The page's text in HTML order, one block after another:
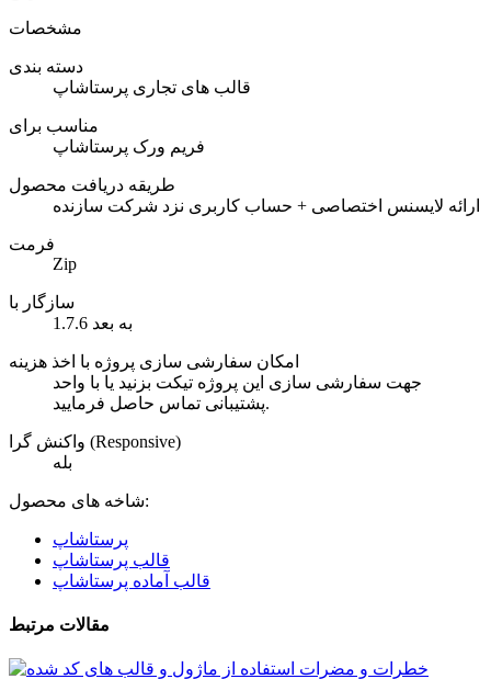
مشخصات
دسته بندی
قالب های تجاری پرستاشاپ
مناسب برای
فریم ورک پرستاشاپ
طریقه دریافت محصول
ارائه لایسنس اختصاصی + حساب کاربری نزد شرکت سازنده
فرمت
Zip
سازگار با
1.7.6 به بعد
امکان سفارشی سازی پروژه با اخذ هزینه
جهت سفارشی سازی این پروژه تیکت بزنید یا با واحد
پشتیبانی تماس حاصل فرمایید.
واکنش گرا (Responsive)
بله
شاخه های محصول:
پرستاشاپ
قالب پرستاشاپ
قالب آماده پرستاشاپ
مقالات مرتبط